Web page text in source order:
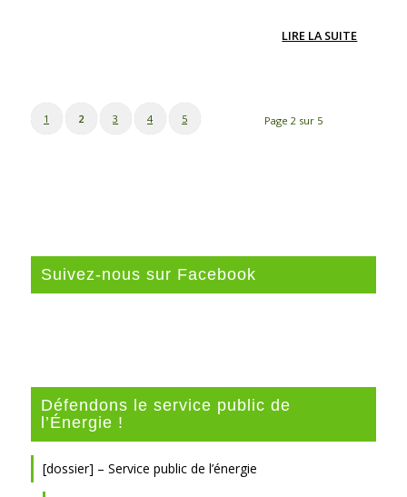
LIRE LA SUITE
Page 2 sur 5
1 2 3 4 5
Suivez-nous sur Facebook
Défendons le service public de
l’Énergie !
[dossier] – Service public de l’énergie